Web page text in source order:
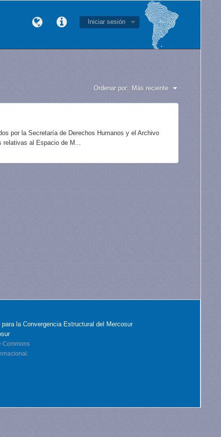
Iniciar sesión
Ordenar por: Más reciente
por la Secretaría de Derechos Humanos y el Archivo
relativas al Espacio de M...
la Convergencia Estructural del Mercosur
Commons